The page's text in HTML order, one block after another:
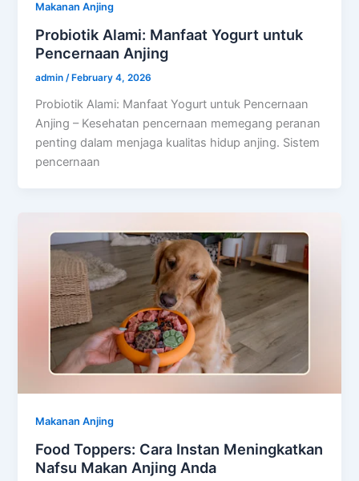
Makanan Anjing
Probiotik Alami: Manfaat Yogurt untuk
Pencernaan Anjing
admin /February 4, 2026
Probiotik Alami: Manfaat Yogurt untuk Pencernaan
Anjing – Kesehatan pencernaan memegang peranan
penting dalam menjaga kualitas hidup anjing. Sistem
pencernaan
Makanan Anjing
Food Toppers: Cara Instan Meningkatkan
Nafsu Makan Anjing Anda